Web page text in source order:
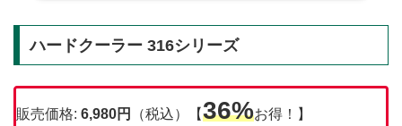
ハードクーラー 316シリーズ
販売価格: 6,980円 （税込）【36%お得！】